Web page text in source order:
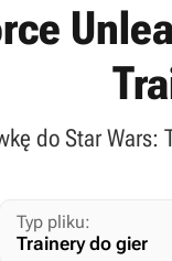
do Star Wars:
Typ pliku:
Trainery do gier